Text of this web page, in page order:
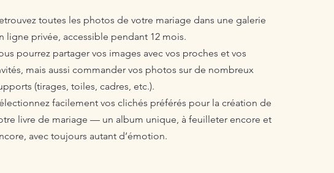
toutes les photos de votre mariage dans une galerie
ligne privée, accessible pendant 12 mois.
pourrez partager vos images avec vos proches et vos
mais aussi commander vos photos sur de nombreux
(tirages, toiles, cadres, etc.).
facilement vos clichés préférés pour la création de
livre de mariage — un album unique, à feuilleter encore et
avec toujours autant d’émotion.